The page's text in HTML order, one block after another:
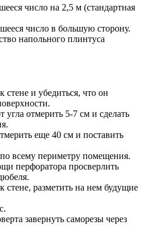
число на 2,5 м (стандартная
число в большую сторону.
напольного плинтуса
и убедиться, что он
угла отмерить 5-7 см и сделать
еще 40 см и поставить
всему периметру помещения.
перфоратора просверлить
разметить на нем будущие
завернуть саморезы через